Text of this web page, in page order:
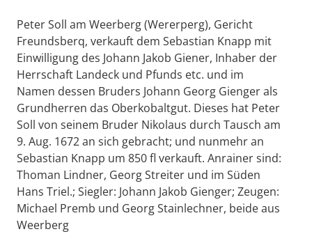
Peter Soll am Weerberg (Wererperg), Gericht
Freundsberq, verkauft dem Sebastian Knapp mit
Einwilligung des Johann Jakob Giener, Inhaber der
Herrschaft Landeck und Pfunds etc. und im
Namen dessen Bruders Johann Georg Gienger als
Grundherren das Oberkobaltgut. Dieses hat Peter
Soll von seinem Bruder Nikolaus durch Tausch am
9. Aug. 1672 an sich gebracht; und nunmehr an
Sebastian Knapp um 850 fl verkauft. Anrainer sind:
Thoman Lindner, Georg Streiter und im Süden
Hans Triel.; Siegler: Johann Jakob Gienger; Zeugen:
Michael Premb und Georg Stainlechner, beide aus
Weerberg